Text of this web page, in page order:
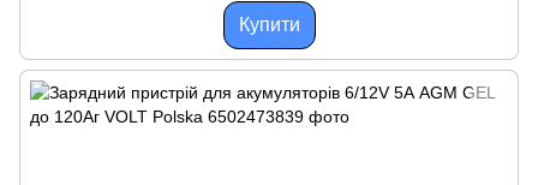
Купити